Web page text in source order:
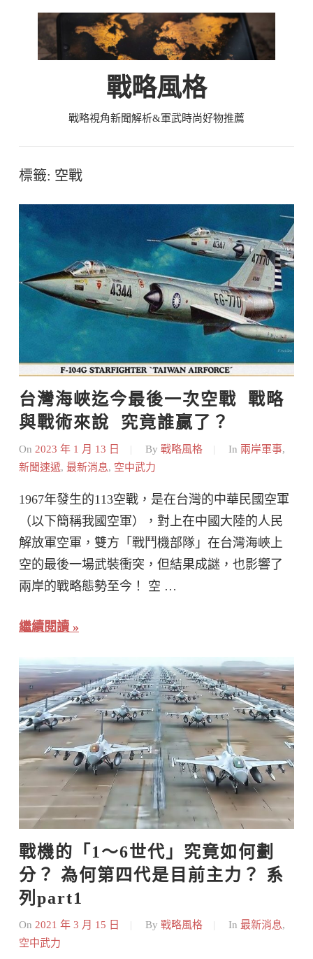
戰略風格
戰略視角新聞解析&軍武時尚好物推薦
標籤: 空戰
台灣海峽迄今最後一次空戰  戰略
與戰術來說  究竟誰贏了？
On 2023 年 1 月 13 日 By 戰略風格 In 兩岸軍事,
新聞速遞, 最新消息, 空中武力
1967年發生的113空戰，是在台灣的中華民國空軍
（以下簡稱我國空軍），對上在中國大陸的人民
解放軍空軍，雙方「戰鬥機部隊」在台灣海峽上
空的最後一場武裝衝突，但結果成謎，也影響了
兩岸的戰略態勢至今！ 空 …
繼續閱讀
戰機的「1～6世代」究竟如何劃
分？ 為何第四代是目前主力？ 系
列part1
On 2021 年 3 月 15 日 By 戰略風格 In 最新消息,
空中武力